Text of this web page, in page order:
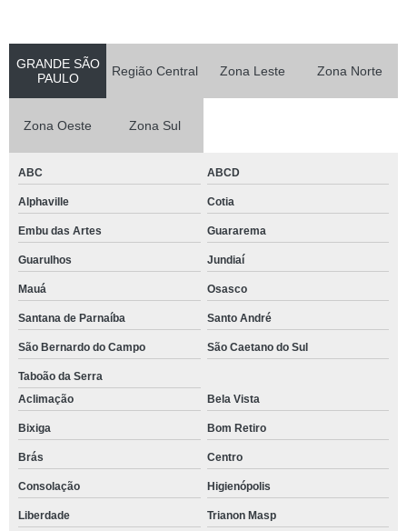
GRANDE SÃO
PAULO
Região Central Zona Leste Zona Norte
Zona Oeste Zona Sul
ABC ABCD
Alphaville Cotia
Embu das Artes Guararema
Guarulhos Jundiaí
Mauá Osasco
Santana de Parnaíba Santo André
São Bernardo do Campo São Caetano do Sul
Taboão da Serra
Aclimação
Bela Vista
Bixiga Bom Retiro
Brás Centro
Consolação Higienópolis
Liberdade Trianon Masp